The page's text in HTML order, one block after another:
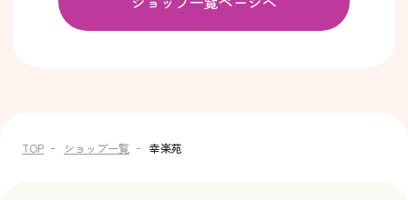
TOP ショップ一覧 幸楽苑